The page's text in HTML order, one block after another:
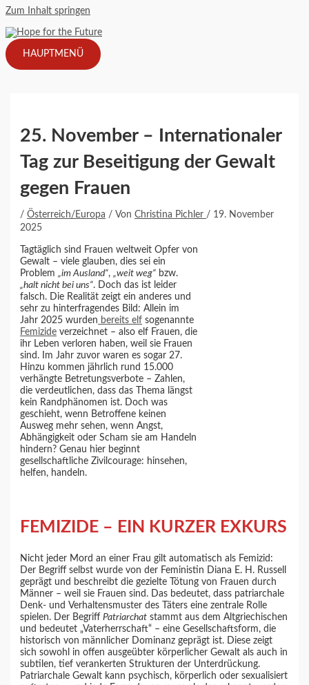
Zum Inhalt springen
HAUPTMENÜ
25. November – Internationaler
Tag zur Beseitigung der Gewalt
gegen Frauen
/Österreich/Europa / VonChristina Pichler / 19. November
2025
Tagtäglich sind Frauen weltweit Opfer von
Gewalt – viele glauben, dies sei ein
Problem„im Ausland“,„weit weg“ bzw.
„halt nicht bei uns“. Doch das ist leider
falsch. Die Realität zeigt ein anderes und
sehr zu hinterfragendes Bild: Allein im
Jahr 2025 wurden bereits elf sogenannte
Femizide verzeichnet – also elf Frauen, die
ihr Leben verloren haben, weil sie Frauen
sind. Im Jahr zuvor waren es sogar 27.
Hinzu kommen jährlich rund 15.000
verhängte Betretungsverbote – Zahlen,
die verdeutlichen, dass das Thema längst
kein Randphänomen ist. Doch was
geschieht, wenn Betroffene keinen
Ausweg mehr sehen, wenn Angst,
Abhängigkeit oder Scham sie am Handeln
hindern? Genau hier beginnt
gesellschaftliche Zivilcourage: hinsehen,
helfen, handeln.
FEMIZIDE – EIN KURZER EXKURS
Nicht jeder Mord an einer Frau gilt automatisch als Femizid:
Der Begriff selbst wurde von der Feministin Diana E. H. Russell
geprägt und beschreibt die gezielte Tötung von Frauen durch
Männer – weil sie Frauen sind. Das bedeutet, dass patriarchale
Denk- und Verhaltensmuster des Täters eine zentrale Rolle
spielen. Der BegriffPatriarchat stammt aus dem Altgriechischen
und bedeutet „Vaterherrschaft“ – eine Gesellschaftsform, die
historisch von männlicher Dominanz geprägt ist. Diese zeigt
sich sowohl in offen ausgeübter körperlicher Gewalt als auch in
subtilen, tief verankerten Strukturen der Unterdrückung.
Patriarchale Gewalt kann psychisch, körperlich oder sexualisiert